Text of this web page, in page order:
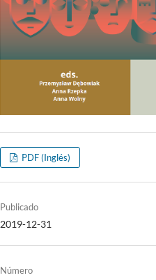
PDF (Inglés)
Publicado
2019-12-31
Número